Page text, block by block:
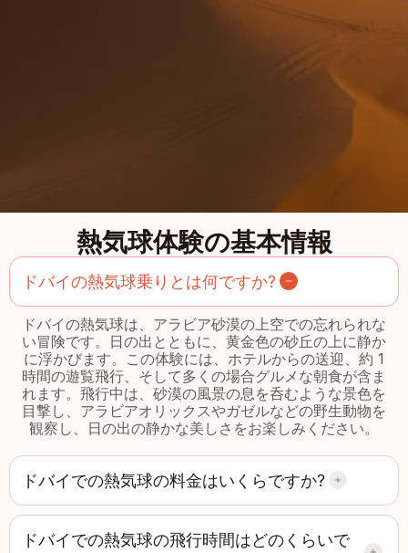
熱気球体験の基本情報
ドバイの熱気球乗りとは何ですか?
ドバイの熱気球は、アラビア砂漠の上空での忘れられな
い冒険です。日の出とともに、黄金色の砂丘の上に静か
に浮かびます。この体験には、ホテルからの送迎、約 1
時間の遊覧飛行、そして多くの場合グルメな朝食が含ま
れます。飛行中は、砂漠の風景の息を呑むような景色を
目撃し、アラビアオリックスやガゼルなどの野生動物を
観察し、日の出の静かな美しさをお楽しみください。
ドバイでの熱気球の料金はいくらですか?
ドバイでの熱気球の飛行時間はどのくらいで